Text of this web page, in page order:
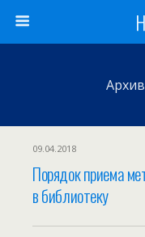
09.04.2018
Порядок приема
в библиотеку